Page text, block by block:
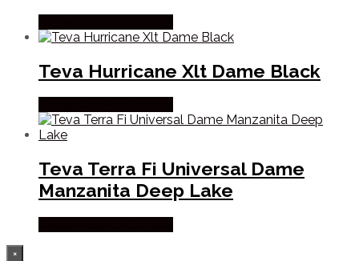
Teva Hurricane Xlt Dame Black
Teva Terra Fi Universal Dame
Manzanita Deep Lake
×